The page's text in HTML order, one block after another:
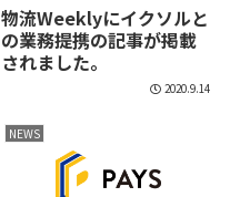
物流Weeklyにイクソルと
の業務提携の記事が掲載
されました。
2020.9.14
NEWS